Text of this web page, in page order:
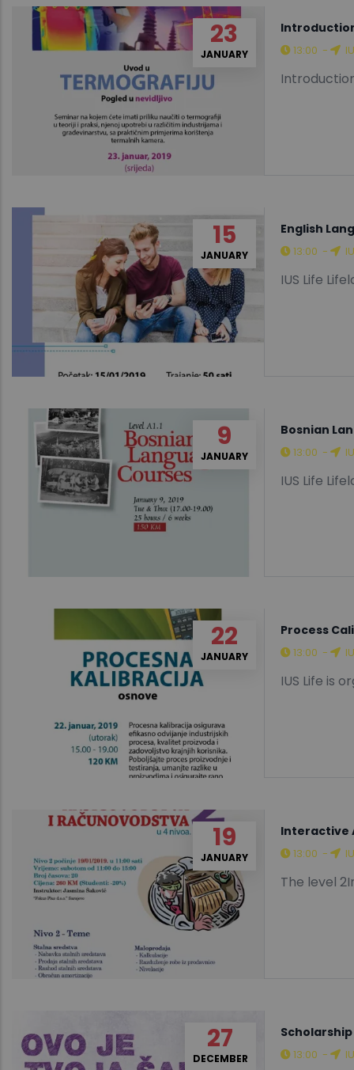
23
JANUARY 13:00 -
15
JANUARY
English
13:00 -
IUS Life
9
JANUARY
Bosnian
13:00 -
IUS Life
22
JANUARY
Process
13:00 -
IUS Life is
19
JANUARY
Interactive
13:00 -
The level
27
DECEMBER 13:00 -